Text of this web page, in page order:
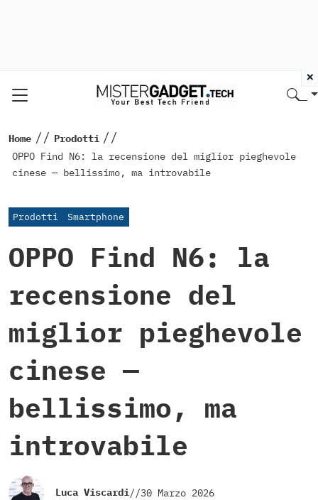
Home // Prodotti //
OPPO Find N6: la recensione del miglior pieghevole
cinese — bellissimo, ma introvabile
Prodotti Smartphone
OPPO Find N6: la
recensione del
miglior pieghevole
cinese —
bellissimo, ma
introvabile
Luca Viscardi//30 Marzo 2026
×